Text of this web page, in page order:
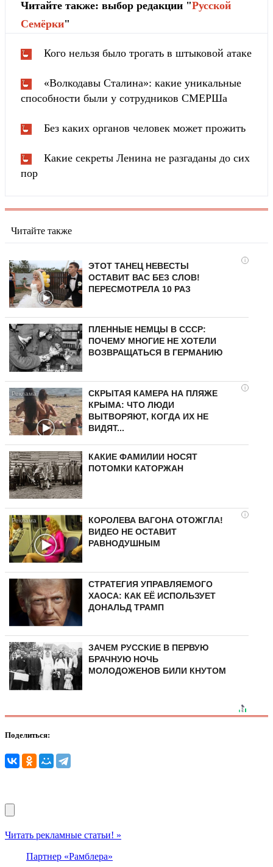
Читайте также: выбор редакции "Русской
Cемёрки"
Кого нельзя было трогать в штыковой атаке
«Волкодавы Сталина»: какие уникальные
способности были у сотрудников СМЕРШа
Без каких органов человек может прожить
Какие секреты Ленина не разгаданы до сих
пор
Читайте также
i
ЭТОТ ТАНЕЦ НЕВЕСТЫ
ОСТАВИТ ВАС БЕЗ СЛОВ!
ПЕРЕСМОТРЕЛА 10 РАЗ
ПЛЕННЫЕ НЕМЦЫ В СССР:
ПОЧЕМУ МНОГИЕ НЕ ХОТЕЛИ
ВОЗВРАЩАТЬСЯ В ГЕРМАНИЮ
i
СКРЫТАЯ КАМЕРА НА ПЛЯЖЕ
КРЫМА: ЧТО ЛЮДИ
ВЫТВОРЯЮТ, КОГДА ИХ НЕ
ВИДЯТ...
КАКИЕ ФАМИЛИИ НОСЯТ
ПОТОМКИ КАТОРЖАН
i
КОРОЛЕВА ВАГОНА ОТОЖГЛА!
ВИДЕО НЕ ОСТАВИТ
РАВНОДУШНЫМ
СТРАТЕГИЯ УПРАВЛЯЕМОГО
ХАОСА: КАК ЕЁ ИСПОЛЬЗУЕТ
ДОНАЛЬД ТРАМП
ЗАЧЕМ РУССКИЕ В ПЕРВУЮ
БРАЧНУЮ НОЧЬ
МОЛОДОЖЕНОВ БИЛИ КНУТОМ
Поделиться:
Читать рекламные статьи! »
Партнер «Рамблера»